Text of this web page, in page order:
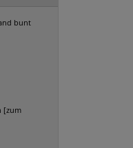
bunt
[zum